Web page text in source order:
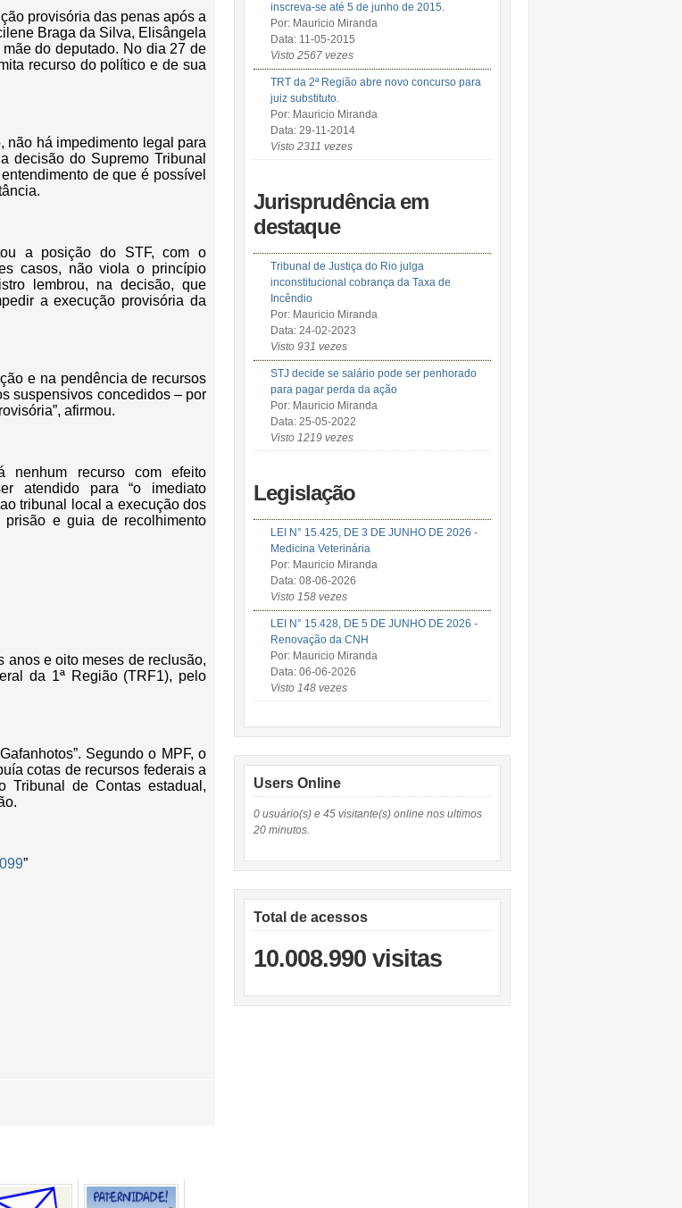
provisória das penas após a
Braga da Silva, Elisângela
do deputado. No dia 27 de
recurso do político e de sua
não há impedimento legal para
decisão do Supremo Tribunal
de que é possível
a posição do STF, com o
casos, não viola o princípio
lembrou, na decisão, que
a execução provisória da
e na pendência de recursos
suspensivos concedidos – por
afirmou.
nenhum recurso com efeito
atendido para “o imediato
tribunal local a execução dos
e guia de recolhimento
anos e oito meses de reclusão,
da 1ª Região (TRF1), pelo
Segundo o MPF, o
cotas de recursos federais a
Tribunal de Contas estadual,
”
inscreva-se até 5 de junho de 2015.
Por: Mauricio Miranda
Data: 11-05-2015
Visto 2567 vezes
TRT da 2ª Região abre novo concurso para
juiz substituto.
Por: Mauricio Miranda
Data: 29-11-2014
Visto 2311 vezes
Jurisprudência em
destaque
Tribunal de Justiça do Rio julga
inconstitucional cobrança da Taxa de
Incêndio
Por: Mauricio Miranda
Data: 24-02-2023
Visto 931 vezes
STJ decide se salário pode ser penhorado
para pagar perda da ação
Por: Mauricio Miranda
Data: 25-05-2022
Visto 1219 vezes
Legislação
LEI N° 15.425, DE 3 DE JUNHO DE 2026 -
Medicina Veterinária
Por: Mauricio Miranda
Data: 08-06-2026
Visto 158 vezes
LEI N° 15.428, DE 5 DE JUNHO DE 2026 -
Renovação da CNH
Por: Mauricio Miranda
Data: 06-06-2026
Visto 148 vezes
Users Online
0 usuário(s) e 45 visitante(s) online nos ultimos
20 minutos.
Total de acessos
10.008.990 visitas